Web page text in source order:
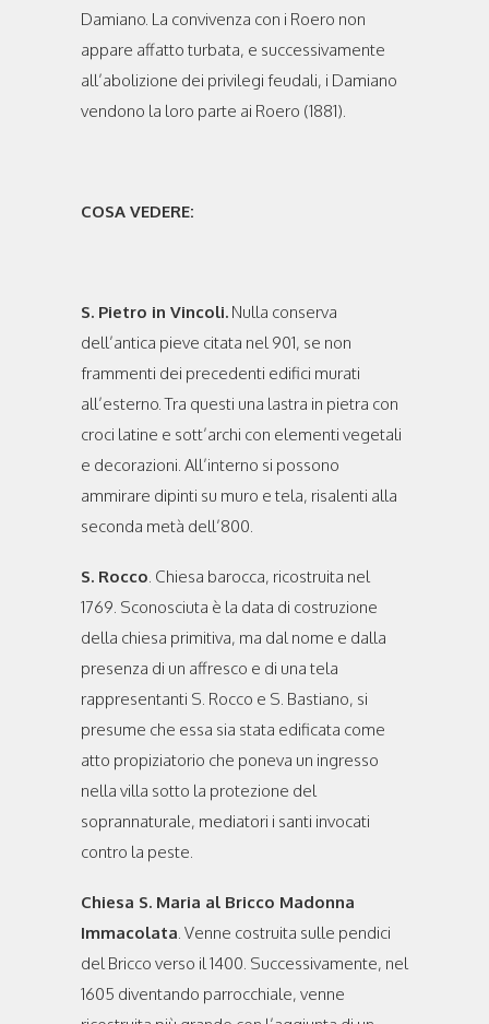
Damiano. La convivenza con i Roero non
appare affatto turbata, e successivamente
all’abolizione dei privilegi feudali, i Damiano
vendono la loro parte ai Roero (1881).
COSA VEDERE:
S. Pietro in Vincoli. Nulla conserva
dell’antica pieve citata nel 901, se non
frammenti dei precedenti edifici murati
all’esterno. Tra questi una lastra in pietra con
croci latine e sott’archi con elementi vegetali
e decorazioni. All’interno si possono
ammirare dipinti su muro e tela, risalenti alla
seconda metà dell’800.
S. Rocco. Chiesa barocca, ricostruita nel
1769. Sconosciuta è la data di costruzione
della chiesa primitiva, ma dal nome e dalla
presenza di un affresco e di una tela
rappresentanti S. Rocco e S. Bastiano, si
presume che essa sia stata edificata come
atto propiziatorio che poneva un ingresso
nella villa sotto la protezione del
soprannaturale, mediatori i santi invocati
contro la peste.
Chiesa S. Maria al Bricco Madonna
Immacolata. Venne costruita sulle pendici
del Bricco verso il 1400. Successivamente, nel
1605 diventando parrocchiale, venne